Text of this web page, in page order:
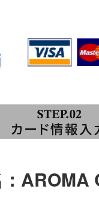
AROMA